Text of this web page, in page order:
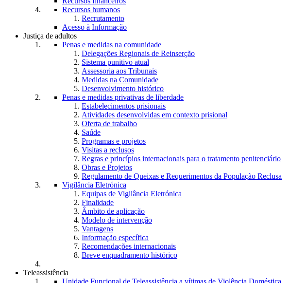
Recursos humanos
Recrutamento
Acesso à Informação
Justiça de adultos
Penas e medidas na comunidade
Delegações Regionais de Reinserção
Sistema punitivo atual
Assessoria aos Tribunais
Medidas na Comunidade
Desenvolvimento histórico
Penas e medidas privativas de liberdade
Estabelecimentos prisionais
Atividades desenvolvidas em contexto prisional
Oferta de trabalho
Saúde
Programas e projetos
Visitas a reclusos
Regras e princípios internacionais para o tratamento penitenciário
Obras e Projetos
Regulamento de Queixas e Requerimentos da População Reclusa
Vigilância Eletrónica
Equipas de Vigilância Eletrónica
Finalidade
Âmbito de aplicação
Modelo de intervenção
Vantagens
Informação específica
Recomendações internacionais
Breve enquadramento histórico
Teleassistência
Unidade Funcional de Teleassistência a vítimas de Violência Doméstica